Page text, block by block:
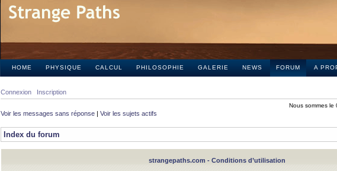
HOME PHYSIQUE CALCUL PHILOSOPHIE GALERIE NEWS FORUM A
Connexion Inscription
Nous sommes le
Voir les messages sans réponse | Voir les sujets actifs
Index du forum
strangepaths.com - Conditions d’utilisation